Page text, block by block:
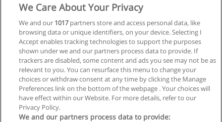
Especialización en Sindicatura Concursal
UNER - Facultad de Ciencias Económicas
Solicita información
We Care About Your Privacy
We and our 1017partners store and access personal data, like
browsing data or unique identifiers, on your device. Selecting I
Accept enables tracking technologies to support the purposes
shown under we and our partners process data to provide. If
trackers are disabled, some content and ads you see may not be as
relevant to you. You can resurface this menu to change your
choices or withdraw consent at any time by clicking the Manage
Preferences link on the bottom of the webpage . Your choices will
have effect within our Website. For more details, refer to our
Privacy Policy.
We and our partners process data to provide: